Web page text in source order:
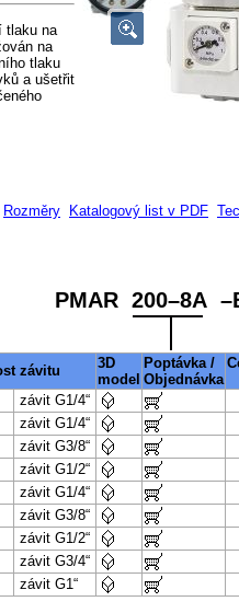
tlaku na
na
tlaku
a ušetřit
Rozměry Katalogový list v PDF
PMAR 200–8A
závitu
3D
model
Poptávka /
Objednávka
závit G1/4“
závit G1/4“
závit G3/8“
závit G1/2“
závit G1/4“
závit G3/8“
závit G1/2“
závit G3/4“
závit G1“